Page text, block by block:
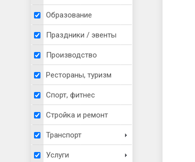
Образование
Праздники / эвенты
Производство
Рестораны, туризм
Спорт, фитнес
Стройка и ремонт
Транспорт
Услуги